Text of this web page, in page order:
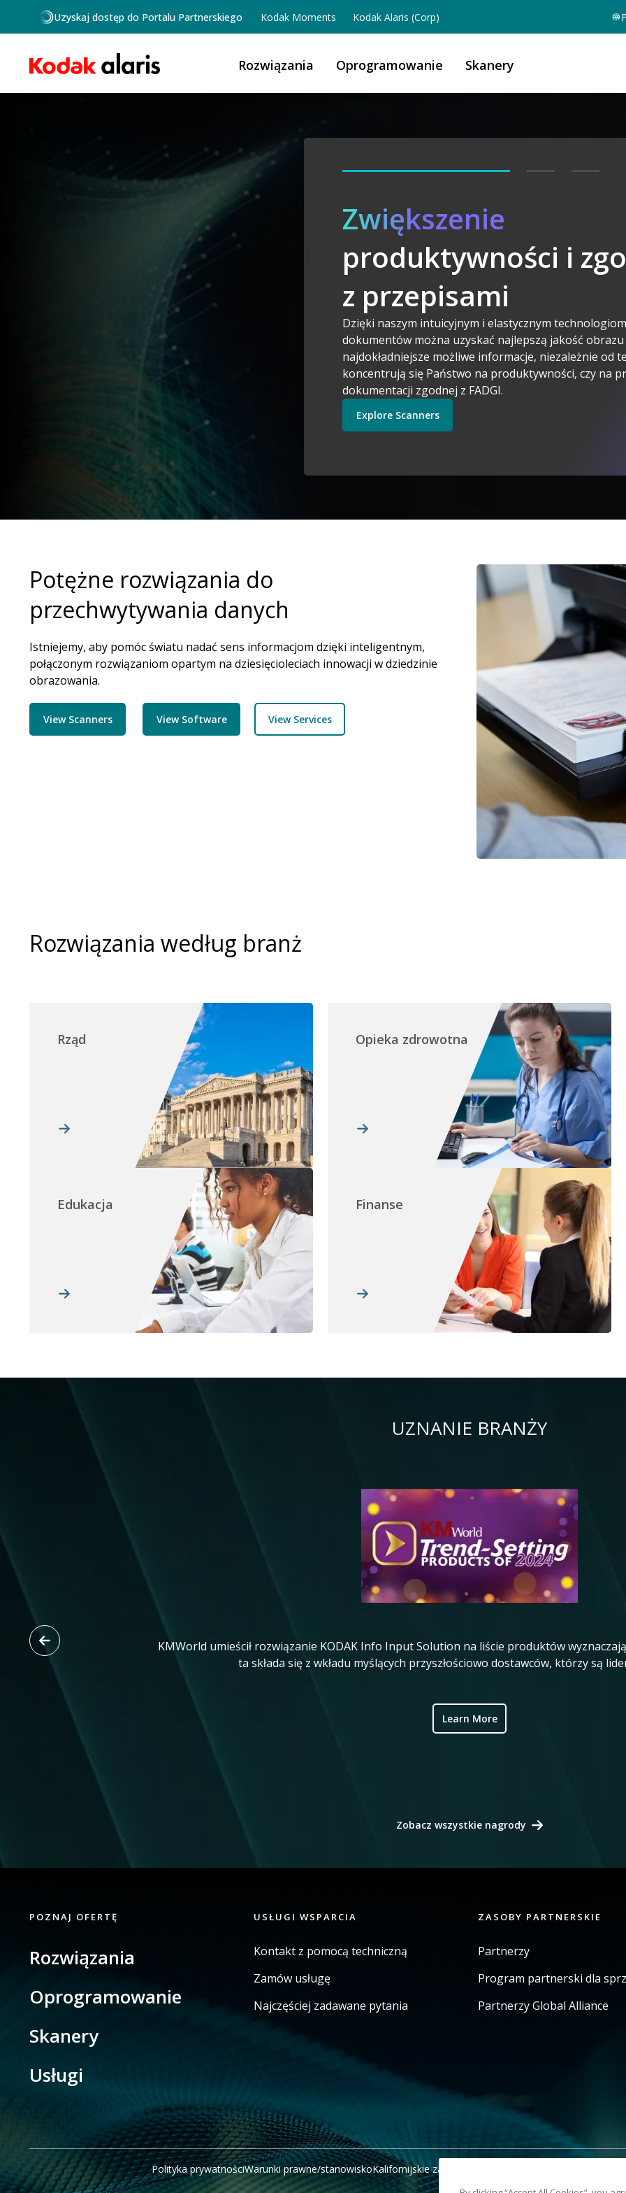
Przejdź do treści
Uzyskaj dostęp do Portalu Partnerskiego Kodak Moments Kodak Alaris (Corp)
Rozwiązania Oprogramowanie Skanery
Zwiększenie
produktywności i
z przepisami
Dzięki naszym intuicyjnym i elastycznym
dokumentów można uzyskać najlepszą jakość obrazu
najdokładniejsze możliwe informacje, niezależnie od
koncentrują się Państwo na produktywności, czy na
dokumentacji zgodnej z FADGI.
Explore Scanners
A-Powered
Get Started
Uwolnij
Kodak Alaris ma sens
Explore Software
Potężne rozwiązania do
przechwytywania danych
Istniejemy, aby pomóc światu nadać sens informacjom dzięki inteligentnym,
połączonym rozwiązaniom opartym na dziesięcioleciach innowacji w dziedzinie
obrazowania.
View Scanners View Software View Services
Obraz
Rozwiązania według branż
Rząd Opieka zdrowotna
Edukacja Finanse
UZNANIE BRANŻY
KMWorld umieścił rozwiązanie KODAK Info Input Solution na liście produktów
ta składa się z wkładu myślących przyszłościowo dostawców, którzy są
Learn More
Zobacz wszystkie nagrody
POZNAJ OFERTĘ
Rozwiązania
Oprogramowanie
Skanery
Usługi
USŁUGI WSPARCIA
Kontakt z pomocą techniczną
Zamów usługę
Najczęściej zadawane pytania
ZASOBY PARTNERSKIE
Partnerzy
Program partnerski dla
Partnerzy Global Alliance
Polityka prywatnościWarunki prawne/stanowiskoKalifornijskie zawiadomienie o windykacji